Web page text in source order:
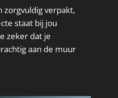
zorgvuldig verpakt,
staat bij jou
zeker dat je
aan de muur